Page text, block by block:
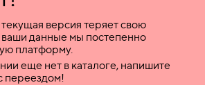
версия теряет свою
ваши данные мы постепенно
платформу.
еще нет в каталоге, напишите
переездом!